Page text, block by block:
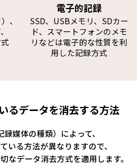
、
電子的記録
SSD、USBメモリ、SDカー
ド、 スマートフォンのメモ
リなどは電子的な性質を利
用した記録方式
るデータを消去する方法
媒体の種類）によって、
いる方法が異なりますので、
なデータ消去方式を適用します。